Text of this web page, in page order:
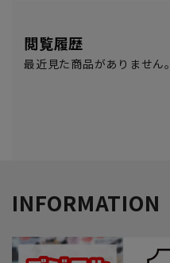
閲覧履歴
最近見た商品がありません。
INFORMATION